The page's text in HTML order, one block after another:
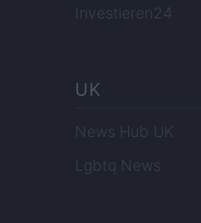
Investieren24
UK
News Hub UK
Lgbtq News